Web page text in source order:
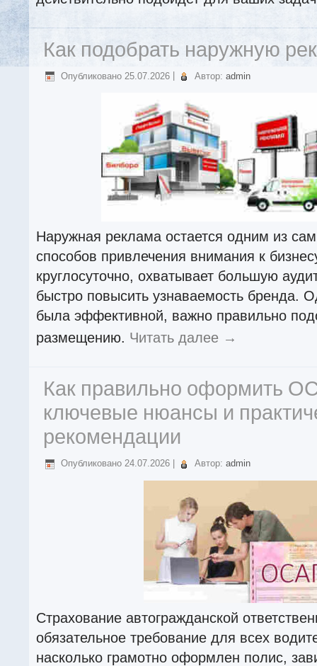
Как подобрать наружную
Опубликовано 25.07.2026 Автор: admin
Наружная реклама остается одним из
способов привлечения внимания к
круглосуточно, охватывает большую
быстро повысить узнаваемость бренда.
была эффективной, важно правильно
размещению. Читать далее →
Как правильно оформить
ключевые нюансы и
рекомендации
Опубликовано 24.07.2026 Автор: admin
Страхование автогражданской
обязательное требование для всех
насколько грамотно оформлен полис,